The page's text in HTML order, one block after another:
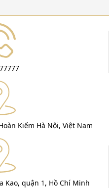
Kiếm Hà Nội, Việt Nam
Kao, quận 1, Hồ Chí Minh